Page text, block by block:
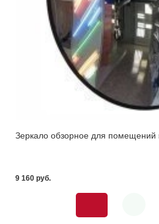
Зеркало обзорное для помещений
9 160 pуб.